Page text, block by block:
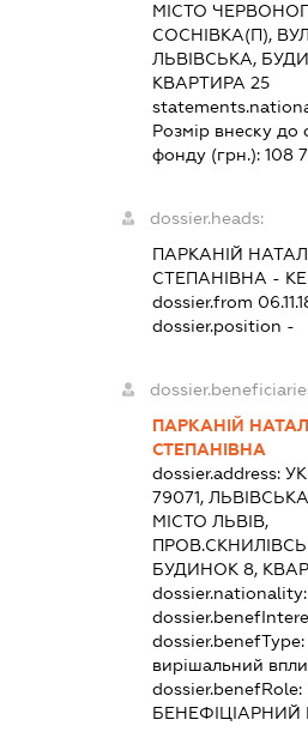
МІСТО
СОСНІВКА(П),
ЛЬВІВСЬКА,
КВАРТИРА 25
Розмір внеску до
фонду (грн.):108
dossier.heads:
ПАРКАНІЙ
СТЕПАНІВНА -
dossier.from
dossier.position -
ПАРКАНІЙ
СТЕПАНІВНА
dossier.address:
79071,
МІСТО ЛЬВІВ,
БУДИНОК 8,
dossier.benefType:
вирішальний
dossier.benefRole:
БЕНЕФІЦІАРНИЙ